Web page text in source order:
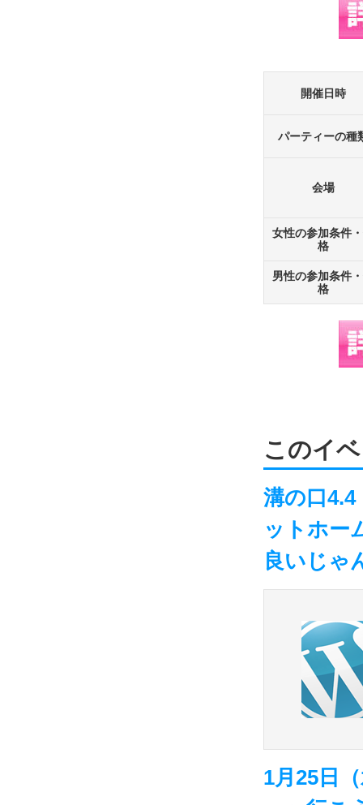
開催日時
パーティーの種
会場
女性の参加条件
格
男性の参加条件
格
このイ
溝の口4.4
ットホー
良いじゃ
1月25日